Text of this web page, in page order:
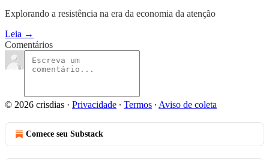
Explorando a resistência na era da economia da atenção
Leia →
Comentários
© 2026 crisdias · Privacidade ∙ Termos ∙ Aviso de coleta
Comece seu Substack